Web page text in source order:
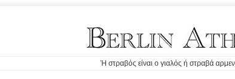
Ή στραβός είναι ο γιαλός ή στραβά